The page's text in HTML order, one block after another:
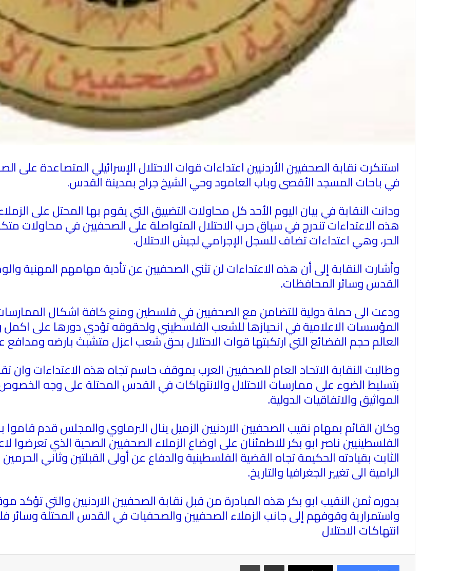
استنكرت نقابة الصحفيين الأردنيين اعتداءات قوات الاحتلال الإسرائيلي المتصاعدة على
في باحات المسجد الأقصى وباب العامود وحي الشيخ جراح بمدينة القدس.
ودانت النقابة في بيان اليوم الأحد كل محاولات التضييق التي يقوم بها المحتل على
هذه الاعتداءات تندرج في سياق حرب الاحتلال المتواصلة على الصحفيين في محاولات
الحر، وهي اعتداءات تضاف للسجل الإجرامي لجيش الاحتلال.
وأشارت النقابة إلى أن هذه الاعتداءات لن تثني الصحفيين عن تأدية مهامهم المهنية
القدس وسائر المحافظات.
ودعت الى حملة دولية للتضامن مع الصحفيين في فلسطين ومنع كافة اشكال
المؤسسات الاعلامية في انحيازها للشعب الفلسطيني ولحقوقه تؤدي دورها على اكمل
العالم حجم الفضائع التي ارتكبتها قوات الاحتلال بحق شعب اعزل متشبث بارضه
وطالبت النقابة الاتحاد العام للصحفيين العرب بموقف حاسم تجاه هذه الاعتداءات وان
بتسليط الضوء على ممارسات الاحتلال والانتهاكات في القدس المحتلة على وجه
المواثيق والاتفاقيات الدولية.
وكان القائم بمهام نقيب الصحفيين الاردنيين الزميل ينال البرماوي والمجلس قدم
الفلسطينيين ناصر ابو بكر للاطمئنان على اوضاع الزملاء الصحفيين الصحية الذي
الثابت بقيادته الحكيمة تجاه القضية الفلسطينية والدفاع عن أولى القبلتين وثاني
الرامية الى تغيير الجغرافيا والتاريخ.
بدوره ثمن النقيب ابو بكر هذه المبادرة من قبل نقابة الصحفيين الاردنيين والتي تؤكد
واستمرارية وقوفهم إلى جانب الزملاء الصحفيين والصحفيات في القدس المحتلة
انتهاكات الاحتلال
مشاركة عبر البريد طباعة